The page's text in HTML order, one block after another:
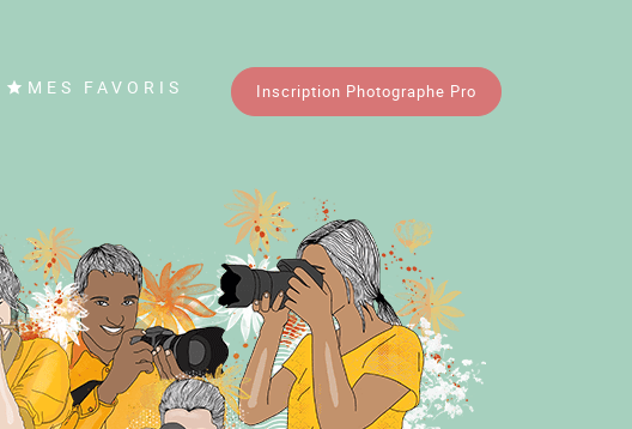
MES FAVORIS Inscription Photographe Pro